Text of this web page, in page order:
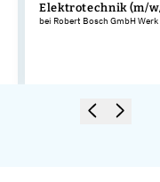
Elektrotechnik (m/
bei Robert Bosch GmbH